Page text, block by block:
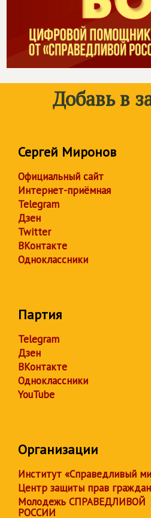
Добавь в
Сергей Миронов
Официальный сайт
Интернет-приёмная
Telegram
Дзен
Twitter
ВКонтакте
Одноклассники
Партия
Telegram
Дзен
ВКонтакте
Одноклассники
YouTube
Организации
Институт «Справедливый
Центр защиты прав граждан
Молодежь СПРАВЕДЛИВОЙ
РОССИИ